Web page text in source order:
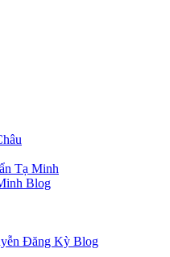
Tạ Minh
Blog
Đăng Kỳ Blog